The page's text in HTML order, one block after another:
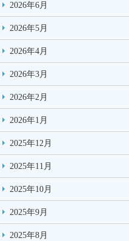
2026年6月
2026年5月
2026年4月
2026年3月
2026年2月
2026年1月
2025年12月
2025年11月
2025年10月
2025年9月
2025年8月